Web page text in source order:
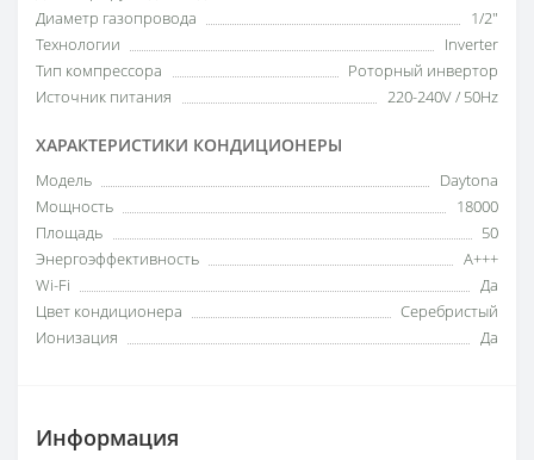
Диаметр газопровода
1/2"
Технологии
Inverter
Тип компрессора
Роторный инвертор
Источник питания
220-240V / 50Hz
ХАРАКТЕРИСТИКИ КОНДИЦИОНЕРЫ
Модель
Daytona
Мощность
18000
Площадь
50
Энергоэффективность
A+++
Wi-Fi
Да
Цвет кондиционера
Серебристый
Ионизация
Да
Информация